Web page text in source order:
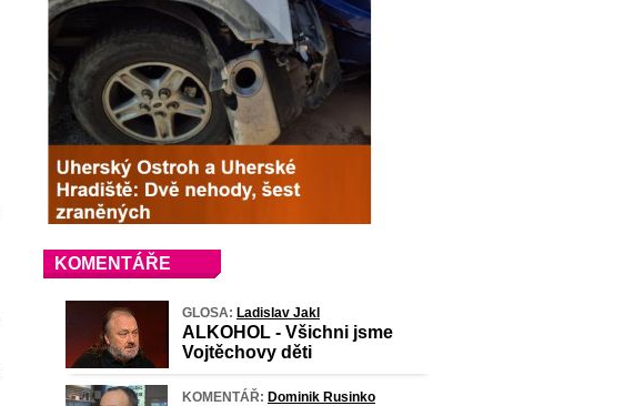
KOMENTÁŘE
GLOSA: Ladislav Jakl
ALKOHOL - Všichni jsme
Vojtěchovy děti
KOMENTÁŘ: Dominik Rusinko